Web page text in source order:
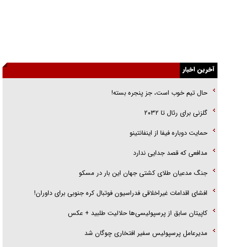
گفت‌وگو با خواهر یکی از شهدای جنگ رمضان/ خواهرم فرمانده جهادی و
اهل خدمت بی‌منت بود
جزئیات شکنجه‌هایم فراتر از آن است که در بیان بگنجد!
پلیس
آخرین اخبار
حال تیم خوب است، جز پنجره بسته!
گلزنی برای رئال تا ۲۰۳۲
حمایت دوباره فیفا از اینفانتینو
مدافعی که قصد جدایی ندارد
جنگ مدعیان طلای کشتی جهان این بار در مسکو
افشای اقدامات غیراخلاقی فدراسیون فوتبال کره جنوبی برای داوران!
کاپیتان سابق از پرسپولیسی‌ها حلالیت طلبید + عکس
مدیرعامل پرسپولیس سفیر افتخاری چوگان شد